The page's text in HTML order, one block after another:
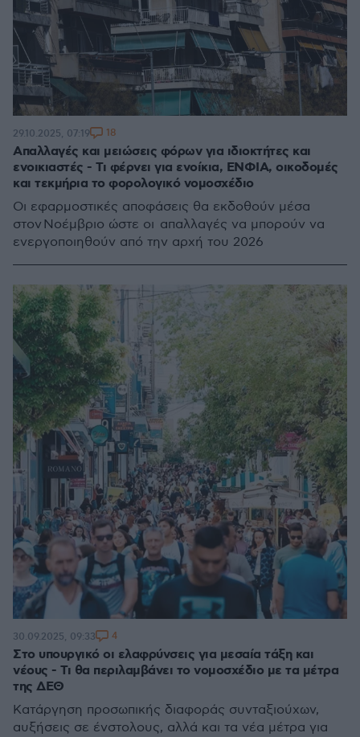
Απαλλαγές και μειώσεις φόρων για ιδιοκτήτες και
ενοικιαστές - Τι φέρνει για ενοίκια, ΕΝΦΙΑ, οικοδομές
και τεκμήρια το φορολογικό νομοσχέδιο
Οι εφαρμοστικές αποφάσεις θα εκδοθούν μέσα
στον Νοέμβριο ώστε οι απαλλαγές να μπορούν να
ενεργοποιηθούν από την αρχή του 2026
29.10.2025, 07:19 18
Στο υπουργικό οι ελαφρύνσεις για μεσαία τάξη και
νέους - Τι θα περιλαμβάνει το νομοσχέδιο με τα μέτρα
της ΔΕΘ
Κατάργηση προσωπικής διαφοράς συνταξιούχων,
αυξήσεις σε ένστολους, αλλά και τα νέα μέτρα για
30.09.2025, 09:33 4